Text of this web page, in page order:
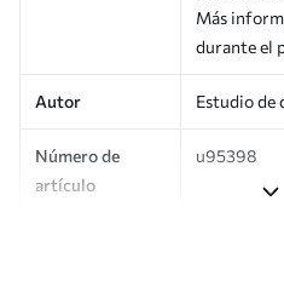
Más
durante el
Autor Estudio de
Número de
artículo
u95398